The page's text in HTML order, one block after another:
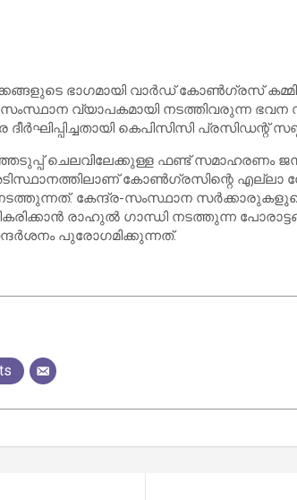
ഭാഗമായി വാര്‍ഡ് കോണ്‍ഗ്രസ്
വ്യാപകമായി നടത്തിവരുന്ന
കെപിസിസി
ചെലവിലേക്കുള്ള ഫണ്ട് സമാഹരണം
അടിസ്ഥാനത്തിലാണ് കോണ്‍ഗ്രസിന്റെ
കേന്ദ്ര-സംസ്ഥാന
രാഹുല്‍ ഗാന്ധി നടത്തുന്ന
പുരോഗമിക്കുന്നത്.